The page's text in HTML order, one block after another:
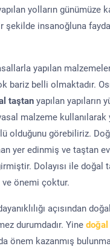
yolların günümüze
şekilde insanoğluna fayda
yapılan
bariz belli olmaktadır.
taştan yapılan yapıların
malzeme kullanılarak
olduğunu görebiliriz.
yer edinmiş ve taştan
Dolayısı ile doğal
ve önemi çoktur.
açısından
durumdadır. Yine
önem kazanmış